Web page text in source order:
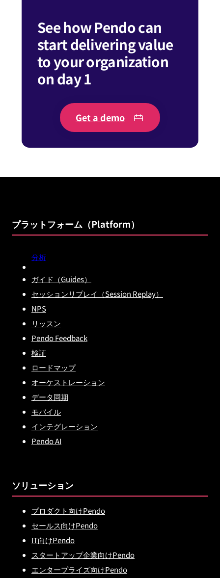
See how Pendo can
start delivering value
to your organization
on day 1
Get a demo
プラットフォーム（Platform）
分析
ガイド（Guides）
セッションリプレイ（Session Replay）
NPS
リッスン
Pendo Feedback
検証
ロードマップ
オーケストレーション
データ同期
モバイル
インテグレーション
Pendo AI
ソリューション
プロダクト向けPendo
セールス向けPendo
IT向けPendo
スタートアップ企業向けPendo
エンタープライズ向けPendo